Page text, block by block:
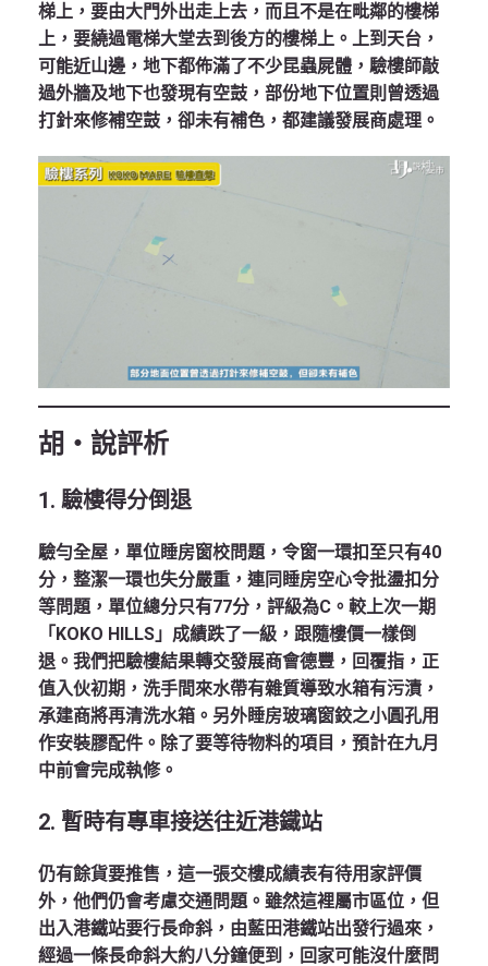
梯上，要由大門外出走上去，而且不是在毗鄰的樓梯
上，要繞過電梯大堂去到後方的樓梯上。上到天台，
可能近山邊，地下都佈滿了不少昆蟲屍體，驗樓師敲
過外牆及地下也發現有空鼓，部份地下位置則曾透過
打針來修補空鼓，卻未有補色，都建議發展商處理。
胡‧說評析
1. 驗樓得分倒退
驗勻全屋，單位睡房窗校問題，令窗一環扣至只有40
分，整潔一環也失分嚴重，連同睡房空心令批盪扣分
等問題，單位總分只有77分，評級為C。較上次一期
「KOKO HILLS」成績跌了一級，跟隨樓價一樣倒
退。我們把驗樓結果轉交發展商會德豐，回覆指，正
值入伙初期，洗手間來水帶有雜質導致水箱有污漬，
承建商將再清洗水箱。另外睡房玻璃窗鉸之小圓孔用
作安裝膠配件。除了要等待物料的項目，預計在九月
中前會完成執修。
2. 暫時有專車接送往近港鐵站
仍有餘貨要推售，這一張交樓成績表有待用家評價
外，他們仍會考慮交通問題。雖然這裡屬市區位，但
出入港鐵站要行長命斜，由藍田港鐵站出發行過來，
經過一條長命斜大約八分鐘便到，回家可能沒什麼問